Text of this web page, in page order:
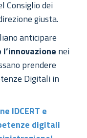
Consiglio dei
giusta.
anticipare
nei
prendere
Digitali in
IDCERT e
digitali